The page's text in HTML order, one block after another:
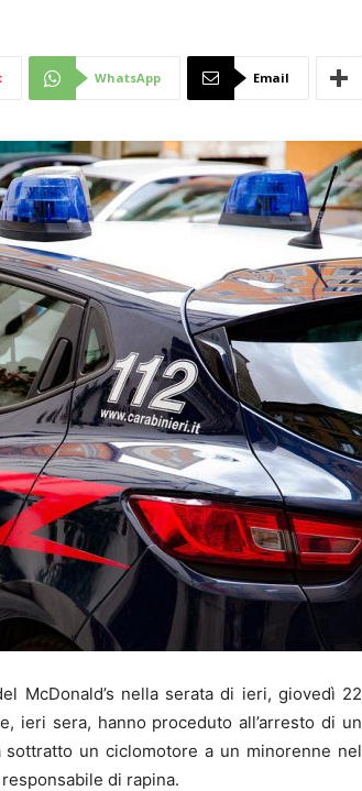
Mantova
WhatsApp Email
McDonald’s nella serata di ieri, giovedì 22
ieri sera, hanno proceduto all’arresto di un
un ciclomotore a un minorenne nel
di rapina.